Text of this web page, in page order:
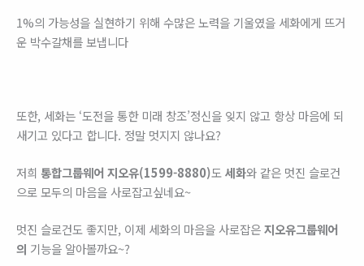
1%의 가능성을 실현하기 위해 수많은 노력을 기울였을 세화에게 뜨거
운 박수갈채를 보냅니다
또한, 세화는 ‘도전을 통한 미래 창조’정신을 잊지 않고 항상 마음에 되
새기고 있다고 합니다. 정말 멋지지 않나요?
저희 통합그룹웨어 지오유(1599-8880)도세화와 같은 멋진 슬로건
으로 모두의 마음을 사로잡고싶네요~
멋진 슬로건도 좋지만, 이제 세화의 마음을 사로잡은지오유그룹웨어
의 기능을 알아볼까요~?